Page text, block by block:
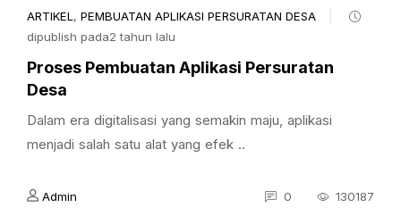
ARTIKEL , PEMBUATAN APLIKASI PERSURATAN DESA
dipublish pada2 tahun lalu
Proses Pembuatan Aplikasi Persuratan
Desa
Dalam era digitalisasi yang semakin maju, aplikasi
menjadi salah satu alat yang efek ..
Admin 0 130187